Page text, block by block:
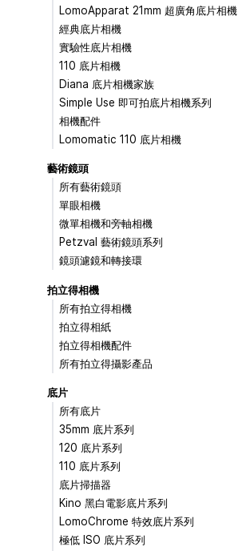
LomoApparat 21mm 超廣角底片相機
經典底片相機
實驗性底片相機
110 底片相機
Diana 底片相機家族
Simple Use 即可拍底片相機系列
相機配件
Lomomatic 110 底片相機
藝術鏡頭
所有藝術鏡頭
單眼相機
微單相機和旁軸相機
Petzval 藝術鏡頭系列
鏡頭濾鏡和轉接環
拍立得相機
所有拍立得相機
拍立得相紙
拍立得相機配件
所有拍立得攝影產品
底片
所有底片
35mm 底片系列
120 底片系列
110 底片系列
底片掃描器
Kino 黑白電影底片系列
LomoChrome 特效底片系列
極低 ISO 底片系列